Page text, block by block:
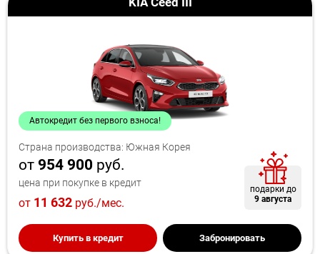
Автокредит без первого взноса!
Страна производства: Южная Корея
от 954 900 руб.
цена при покупке в кредит
от 11 632 руб./мес.
подарки до
9 августа
Купить в кредит Забронировать